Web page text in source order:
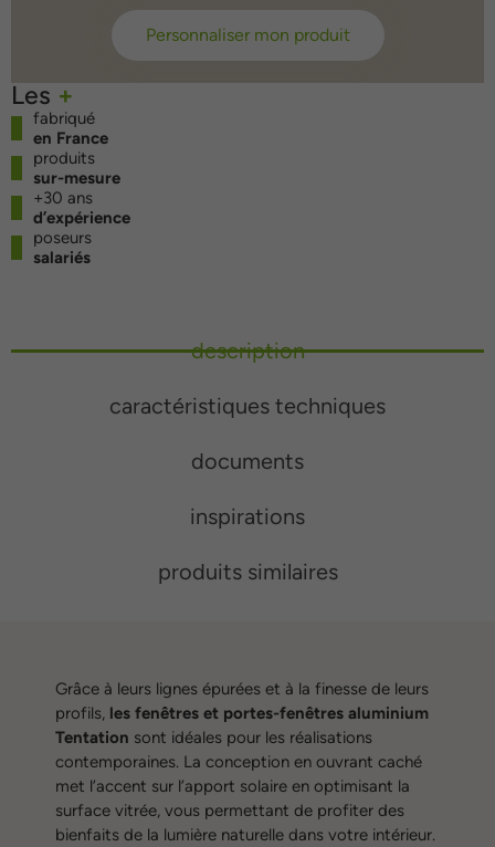
Personnaliser mon produit
Les +
fabriqué
en France
produits
sur-mesure
+30 ans
d’expérience
poseurs
salariés
description
caractéristiques techniques
documents
inspirations
produits similaires
Grâce à leurs lignes épurées et à la finesse de leurs
profils, les fenêtres et portes-fenêtres aluminium
Tentation sont idéales pour les réalisations
contemporaines. La conception en ouvrant caché
met l’accent sur l’apport solaire en optimisant la
surface vitrée, vous permettant de profiter des
bienfaits de la lumière naturelle dans votre intérieur.